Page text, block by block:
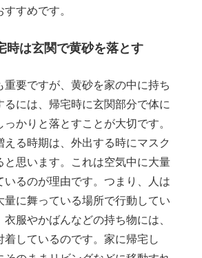
すめです。
は玄関で黄砂を落とす
要ですが、黄砂を家の中に持ち
るには、帰宅時に玄関部分で体に
かりと落とすことが大切です。
る時期は、外出する時にマスク
と思います。これは空気中に大量
いるのが理由です。つまり、人は
量に舞っている場所で行動してい
服やかばんなどの持ち物には、
しているのです。家に帰宅し